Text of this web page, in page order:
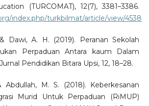
(TURCOMAT), 12(7), 3381–3386.
index.php/turkbilmat/article/view/4538
Dawi, A. H. (2019). Peranan Sekolah
Perpaduan Antara kaum Dalam
Pendidikan Bitara Upsi, 12, 18–28.
Abdullah, M. S. (2018). Keberkesanan
Murid Untuk Perpaduan (RiMUP)